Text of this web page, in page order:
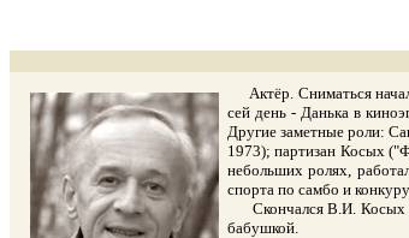
Актёр. Сниматься
сей день - Данька в
Другие заметные роли:
1973); партизан Косых
небольших ролях,
спорта по самбо и
Скончался В.И. Косых
бабушкой.